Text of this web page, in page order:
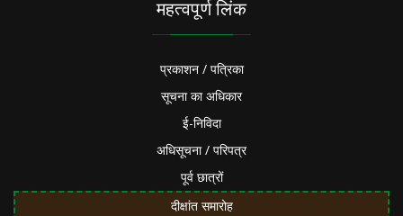
महत्वपूर्ण लिंक
प्रकाशन / पत्रिका
सूचना का अधिकार
ई-निविदा
अधिसूचना / परिपत्र
पूर्व छात्रों
दीक्षांत समारोह